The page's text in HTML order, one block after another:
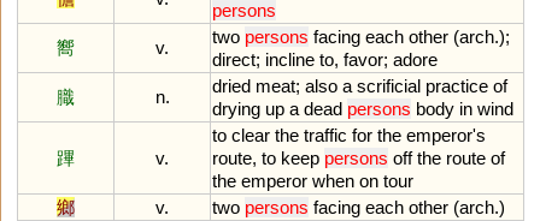
persons
嚮
v.
two persons facing each other (arch.);
direct; incline to, favor; adore
膱
n.
dried meat; also a scrificial practice of
drying up a dead persons body in wind
蹕 v.
to clear the traffic for the emperor's
route, to keep persons off the route of
the emperor when on tour
鄉
v. two persons facing each other (arch.)